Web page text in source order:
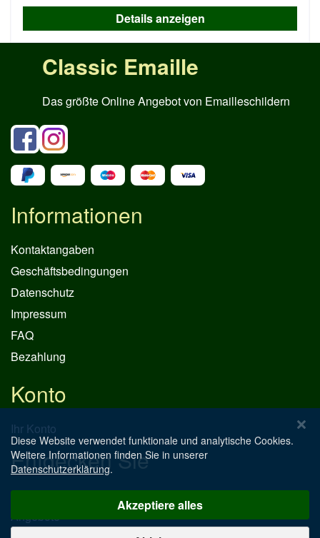
Details anzeigen
Classic Emaille
Das größte Online Angebot von Emailleschildern
Informationen
Kontaktangaben
Geschäftsbedingungen
Datenschutz
Impressum
FAQ
Bezahlung
Konto
Ihr Konto
Entdecken Sie
Neue Produkte
Angebote
Diese Website verwendet funktionale und analytische Cookies.
Weitere Informationen finden Sie in unserer
Datenschutzerklärung.
Akzeptiere alles